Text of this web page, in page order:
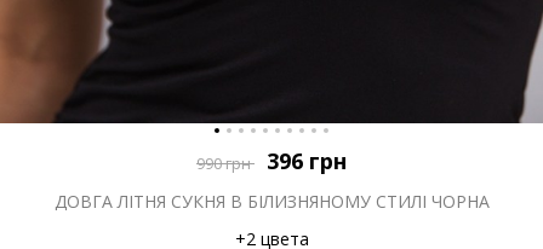
990грн 396 грн
ДОВГА ЛІТНЯ СУКНЯ В БІЛИЗНЯНОМУ СТИЛІ ЧОРНА
+2 цвета